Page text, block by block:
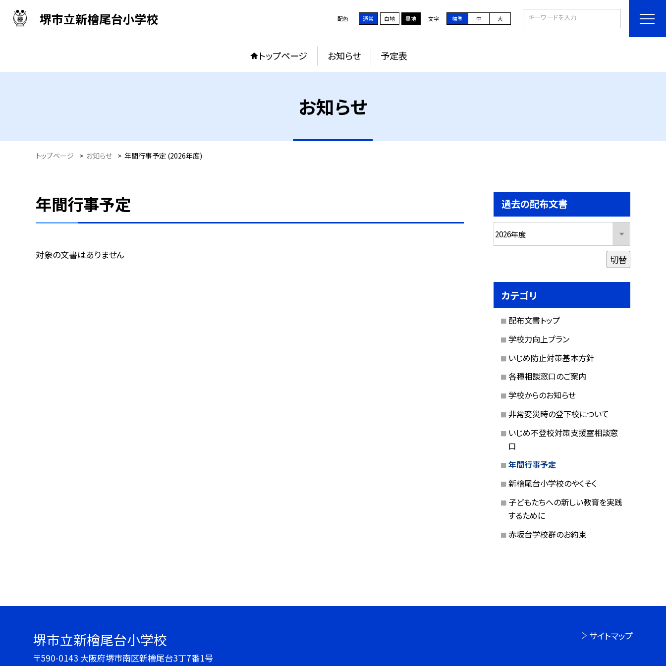
堺市立新檜尾台小学校 配色 通常 白地 黒地 文字 標準 中 大
トップページ お知らせ 予定表
お知らせ
トップページ > お知らせ > 年間行事予定 (2026年度)
年間行事予定
対象の文書はありません
過去の配布文書
切替
カテゴリ
配布文書トップ
学校力向上プラン
いじめ防止対策基本方針
各種相談窓口のご案内
学校からのお知らせ
非常変災時の登下校について
いじめ不登校対策支援室相談窓
口
年間行事予定
新檜尾台小学校のやくそく
子どもたちへの新しい教育を実践
するために
赤坂台学校群のお約束
堺市立新檜尾台小学校
〒590-0143 大阪府堺市南区新檜尾台3丁7番1号
サイトマップ